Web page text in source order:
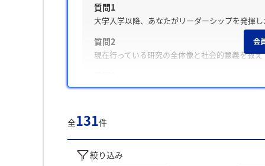
質問1
大学入学以降、あなたがリーダーシップを発揮
質問2
現在行っている研究の全体像と社会的意義を教
キリングループで興味のある業務とチャレンジ
について回答に含める傾向が多く見られました。
※AIを使用し、過去3年間のユーザー投稿を要約して
会
全131件
絞り込み